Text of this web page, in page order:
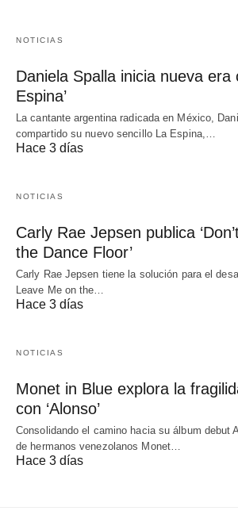
NOTICIAS
Daniela Spalla inicia nueva era
Espina’
La cantante argentina radicada en México,
compartido su nuevo sencillo La Espina,…
Hace 3 días
NOTICIAS
Carly Rae Jepsen publica
the Dance Floor’
Carly Rae Jepsen tiene la solución para el
Leave Me on the…
Hace 3 días
NOTICIAS
Monet in Blue explora la
con ‘Alonso’
Consolidando el camino hacia su álbum debut
de hermanos venezolanos Monet…
Hace 3 días